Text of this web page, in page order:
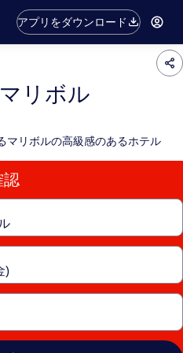
アプリをダウンロード
リボル
マリボルの高級感のあるホテル
認